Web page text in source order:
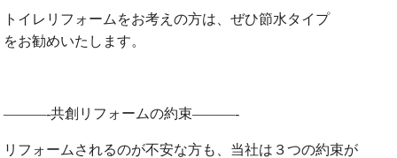
トイレリフォームをお考えの方は、ぜひ節水タイプ
をお勧めいたします。
———-共創リフォームの約束———-
リフォームされるのが不安な方も、当社は３つの約束が